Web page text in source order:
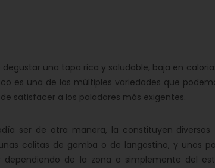
una tapa rica y saludable, baja en
es una de las múltiples variedades que
satisfacer a los paladares más exigentes.
ser de otra manera, la constituyen
colitas de gamba o de langostino, y unos
dependiendo de la zona o simplemente del